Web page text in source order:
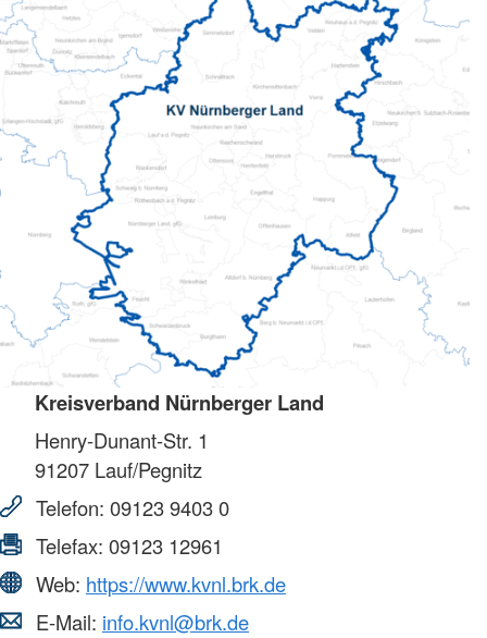
Kreisverband Nürnberger Land
Henry-Dunant-Str. 1
91207 Lauf/Pegnitz
Telefon: 09123 9403 0
Telefax: 09123 12961
Web: https://www.kvnl.brk.de
E-Mail: info.kvnl@brk.de